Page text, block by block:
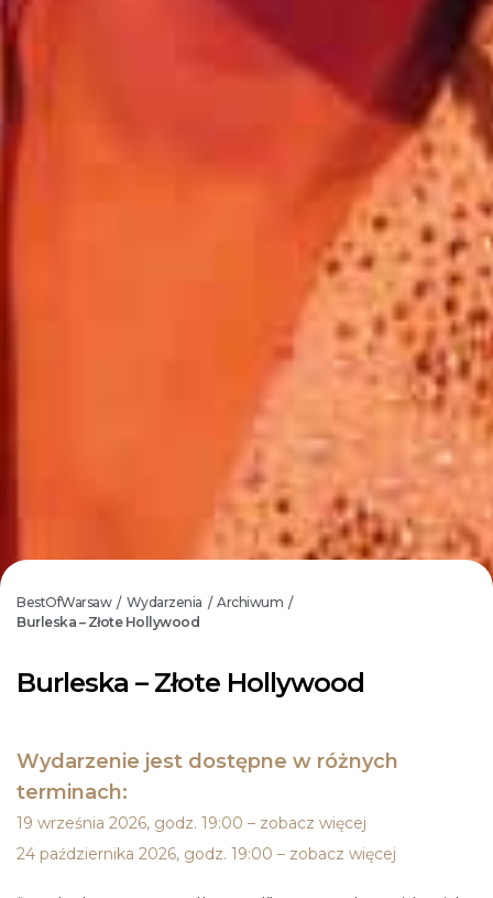
BestOfWarsaw / Wydarzenia / Archiwum /
Burleska – Złote Hollywood
Burleska – Złote Hollywood
Wydarzenie jest dostępne w różnych
terminach:
19 września 2026, godz. 19:00 – zobacz więcej
24 października 2026, godz. 19:00 – zobacz więcej